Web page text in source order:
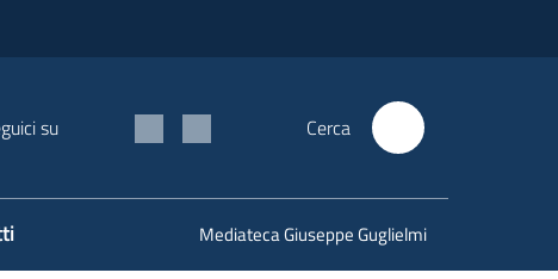
su Cerca
Mediateca Giuseppe Guglielmi